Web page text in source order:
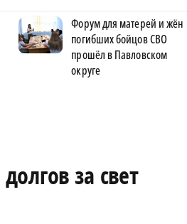
Форум для матерей и жён
погибших бойцов СВО
прошёл в Павловском
округе
за свет